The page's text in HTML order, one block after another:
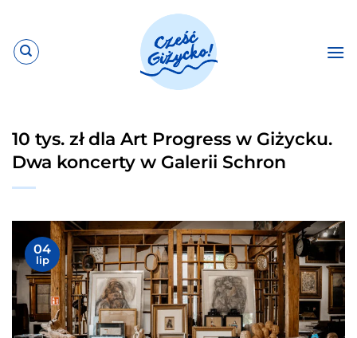
zawartości
10 tys. zł dla Art Progress w Giżycku.
Dwa koncerty w Galerii Schron
04
lip